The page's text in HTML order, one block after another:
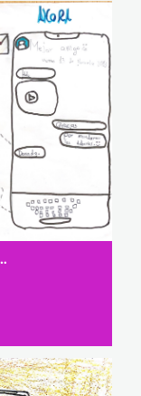
DE LA TECNOLOGÍA